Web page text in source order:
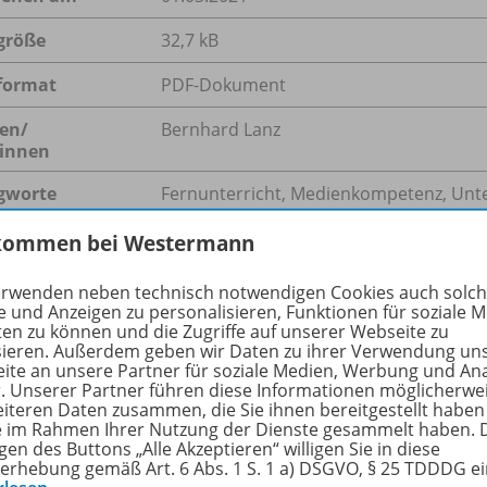
32,7 kB
PDF-Dokument
Bernhard Lanz
Fernunterricht, Medienkompetenz,
Pandemie hat Schulen vor große
Fernunterricht vor und gibt Tipps für Online-Unterricht.
bei Westermann
neben technisch notwendigen Cookies auch
und Anzeigen zu personalisieren, Funktionen für soziale
zu können und die Zugriffe auf unserer Webseite zu
Außerdem geben wir Daten zu ihrer Verwendung
an unsere Partner für soziale Medien, Werbung und
Unserer Partner führen diese Informationen
Daten zusammen, die Sie ihnen bereitgestellt
im Rahmen Ihrer Nutzung der Dienste gesammelt haben.
des Buttons „Alle Akzeptieren“ willigen Sie in diese
gemäß Art. 6 Abs. 1 S. 1 a) DSGVO, § 25 TDDDG